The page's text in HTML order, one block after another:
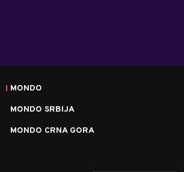
MONDO
MONDO SRBIJA
MONDO CRNA GORA